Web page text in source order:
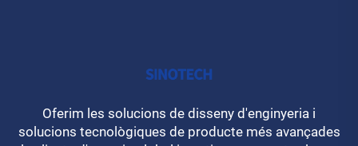
Oferim les solucions de disseny d'enginyeria i
solucions tecnològiques de producte més avançades